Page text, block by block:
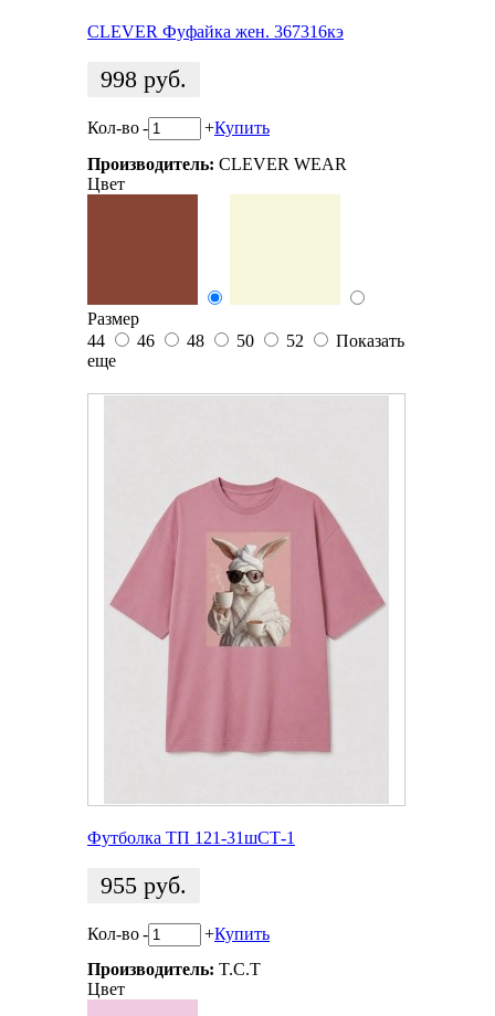
CLEVER Фуфайка жен. 367316кэ
998 руб.
Кол-во- +Купить
Производитель: CLEVER WEAR
Цвет
Размер
44
46 48 50 52
Показать
еще
Футболка ТП 121-31шСТ-1
955 руб.
Кол-во- +Купить
Производитель: T.C.T
Цвет